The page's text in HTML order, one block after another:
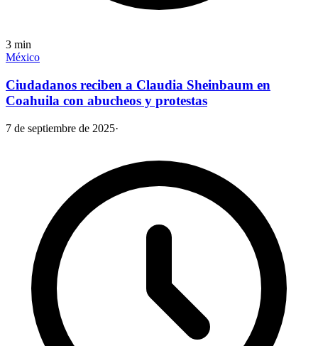
3 min
México
Ciudadanos reciben a Claudia Sheinbaum en
Coahuila con abucheos y protestas
7 de septiembre de 2025·